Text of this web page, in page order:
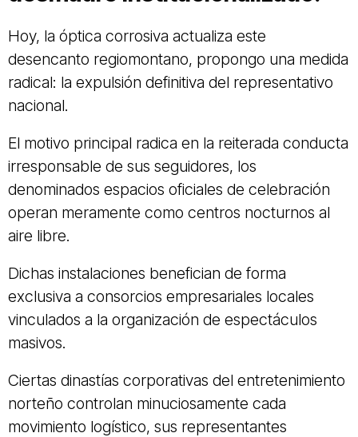
Hoy, la óptica corrosiva actualiza este
desencanto regiomontano, propongo una medida
radical: la expulsión definitiva del representativo
nacional.
El motivo principal radica en la reiterada conducta
irresponsable de sus seguidores, los
denominados espacios oficiales de celebración
operan meramente como centros nocturnos al
aire libre.
Dichas instalaciones benefician de forma
exclusiva a consorcios empresariales locales
vinculados a la organización de espectáculos
masivos.
Ciertas dinastías corporativas del entretenimiento
norteño controlan minuciosamente cada
movimiento logístico, sus representantes